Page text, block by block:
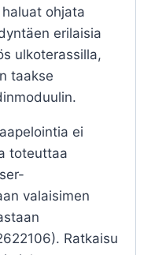
ohjata
erilaisia
ulkoterassilla,
taakse
ei
toteuttaa
valaisimen
Ratkaisu